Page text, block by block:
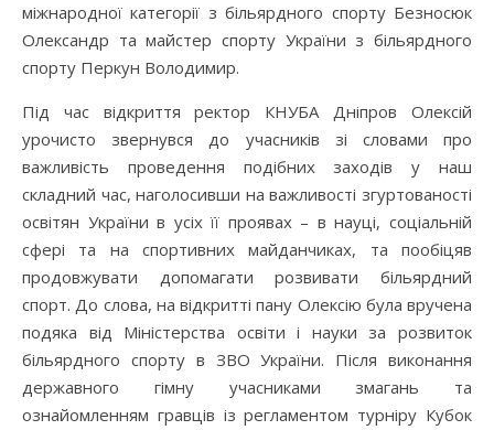
міжнародної категорії з більярдного спорту Безносюк
Олександр та майстер спорту України з більярдного
спорту Перкун Володимир.
Під час відкриття ректор КНУБА Дніпров Олексій
урочисто звернувся до учасників зі словами про
важливість проведення подібних заходів у наш
складний час, наголосивши на важливості згуртованості
освітян України в усіх її проявах – в науці, соціальній
сфері та на спортивних майданчиках, та пообіцяв
продовжувати допомагати розвивати більярдний
спорт. До слова, на відкритті пану Олексію була вручена
подяка від Міністерства освіти і науки за розвиток
більярдного спорту в ЗВО України. Після виконання
державного гімну учасниками змагань та
ознайомленням гравців із регламентом турніру Кубок